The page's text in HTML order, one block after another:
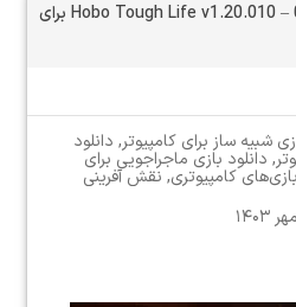
دانلود بازی Hobo Tough Life v1.20.010 – 0xdeadcode برای
شبیه ساز برای کامپیوتر, دانلود
, دانلود بازی ماجراجویی برای
کامپیوتری, نقش آفرینی